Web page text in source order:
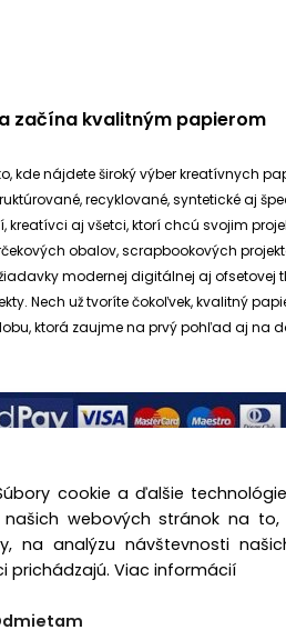
začína kvalitným papierom
kde nájdete široký výber kreatívnych
recyklované, syntetické aj
aj všetci, ktorí chcú svojim
obalov, scrapbookových
modernej digitálnej aj
Nech už tvoríte čokoľvek, kvalitný
ktorá zaujme na prvý pohľad aj na
|
cookie a ďalšie
našich webových stránok na
na analýzu návštevnosti
prichádzajú. Viac informácií